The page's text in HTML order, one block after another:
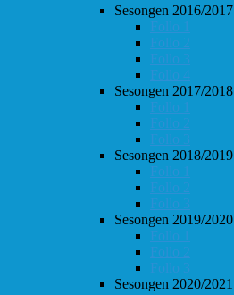
Sesongen 2016/2017
Follo 1
Follo 2
Follo 3
Follo 4
Sesongen 2017/2018
Follo 1
Follo 2
Follo 3
Sesongen 2018/2019
Follo 1
Follo 2
Follo 3
Sesongen 2019/2020
Follo 1
Follo 2
Follo 3
Sesongen 2020/2021